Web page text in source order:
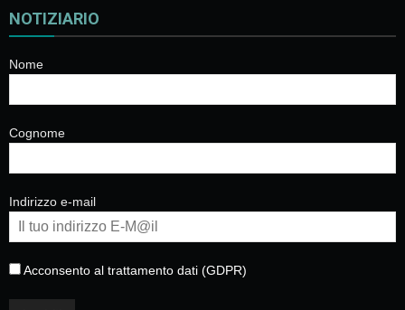
NOTIZIARIO
Nome
Cognome
Indirizzo e-mail
Acconsento al trattamento dati (GDPR)